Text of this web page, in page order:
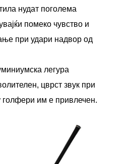
нудат поголема
помеко чувство и
при удари надвор од
легура
цврст звук при
голфери им е привлечен.